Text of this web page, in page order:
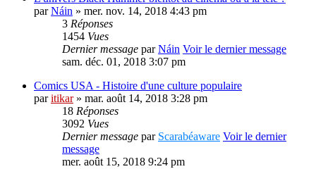
parNáin » mer. nov. 14, 2018 4:43 pm
3 Réponses
1454 Vues
Dernier message parNáin Voir le dernier message
sam. déc. 01, 2018 3:07 pm
Comics USA - Histoire d'une culture populaire
paritikar» mar. août 14, 2018 3:28 pm
18 Réponses
3092 Vues
Dernier message par Scarabéaware Voir le dernier
message
mer. août 15, 2018 9:24 pm